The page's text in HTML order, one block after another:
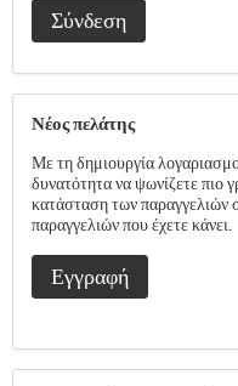
Σύνδεση
Νέος πελάτης
Με τη δημιουργία
δυνατότητα να ψωνίζετε πιο
κατάσταση των παραγγελιών
παραγγελιών που έχετε κάνει.
Εγγραφή